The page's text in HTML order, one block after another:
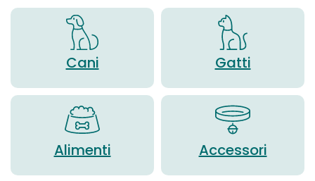
Cani Gatti
Alimenti Accessori